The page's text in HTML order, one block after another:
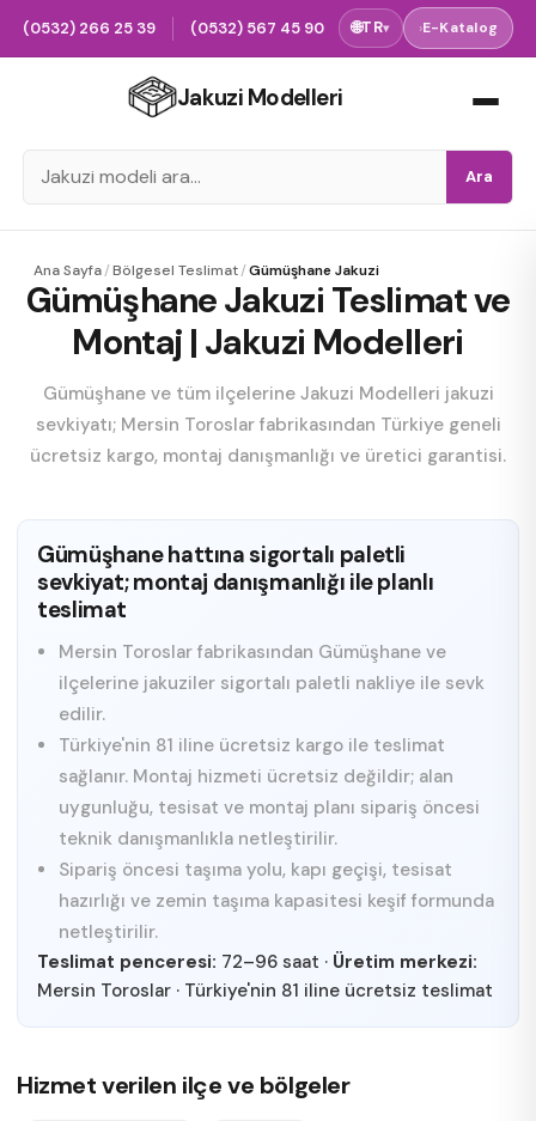
(0532) 266 25 39 (0532) 567 45 90 🌐TR▾ ›E-Katalog
Jakuzi Modelleri
Ara
Ana Sayfa/Bölgesel Teslimat/Gümüşhane Jakuzi
Gümüşhane Jakuzi Teslimat ve
Montaj | Jakuzi Modelleri
Gümüşhane ve tüm ilçelerine Jakuzi Modelleri jakuzi
sevkiyatı; Mersin Toroslar fabrikasından Türkiye geneli
ücretsiz kargo, montaj danışmanlığı ve üretici garantisi.
Gümüşhane hattına sigortalı paletli
sevkiyat; montaj danışmanlığı ile planlı
teslimat
Mersin Toroslar fabrikasından Gümüşhane ve
ilçelerine jakuziler sigortalı paletli nakliye ile sevk
edilir.
Türkiye'nin 81 iline ücretsiz kargo ile teslimat
sağlanır. Montaj hizmeti ücretsiz değildir; alan
uygunluğu, tesisat ve montaj planı sipariş öncesi
teknik danışmanlıkla netleştirilir.
Sipariş öncesi taşıma yolu, kapı geçişi, tesisat
hazırlığı ve zemin taşıma kapasitesi keşif formunda
netleştirilir.
Teslimat penceresi: 72–96 saat · Üretim merkezi:
Mersin Toroslar · Türkiye'nin 81 iline ücretsiz teslimat
Hizmet verilen ilçe ve bölgeler